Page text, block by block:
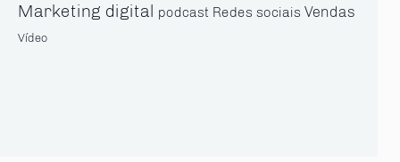
Marketing digital podcast Redes sociais Vendas
Vídeo